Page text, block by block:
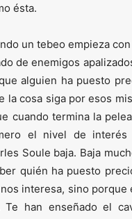
ésta.
un tebeo empieza
de enemigos
alguien ha puesto
la cosa siga por esos
cuando termina la
el nivel de
Soule baja. Baja
quién ha puesto
interesa, sino porque
Te han enseñado el